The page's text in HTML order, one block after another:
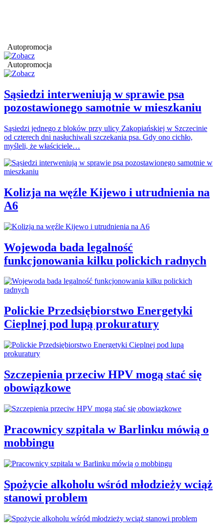
Autopromocja
Autopromocja
Sąsiedzi interweniują w sprawie psa
pozostawionego samotnie w mieszkaniu
Sąsiedzi jednego z bloków przy ulicy Zakopiańskiej w Szczecinie
od czterech dni nasłuchiwali szczekania psa. Gdy ono cichło,
myśleli, że właściciele…
Kolizja na węźle Kijewo i utrudnienia na
A6
Wojewoda bada legalność
funkcjonowania kilku polickich radnych
Polickie Przedsiębiorstwo Energetyki
Cieplnej pod lupą prokuratury
Szczepienia przeciw HPV mogą stać się
obowiązkowe
Pracownicy szpitala w Barlinku mówią o
mobbingu
Spożycie alkoholu wśród młodzieży wciąż
stanowi problem